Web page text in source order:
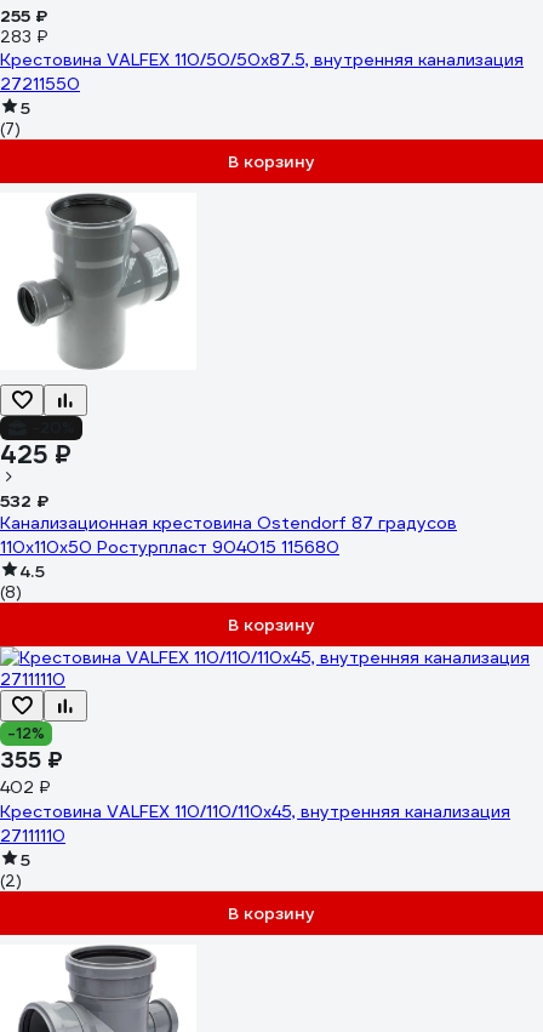
255 ₽
283 ₽
Крестовина VALFEX 110/50/50x87.5, внутренняя канализация
27211550
5
(7)
В корзину
425 ₽
532 ₽
Канализационная крестовина Ostendorf 87 градусов
110х110х50 Ростурпласт 904015 115680
4.5
(8)
В корзину
-12%
355 ₽
402 ₽
Крестовина VALFEX 110/110/110x45, внутренняя канализация
27111110
5
(2)
В корзину